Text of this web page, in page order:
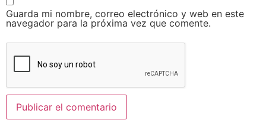
Guarda mi nombre, correo electrónico y web en este
navegador para la próxima vez que comente.